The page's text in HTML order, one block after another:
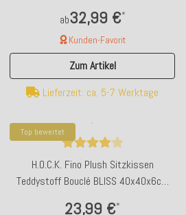
ab32,99 €*
Kunden-Favorit
Zum Artikel
Lieferzeit: ca. 5-7 Werktage
Top bewertet
H.O.C.K. Fino Plush Sitzkissen
Teddystoff Bouclé BLISS 40x40x6cm
23,99 €*